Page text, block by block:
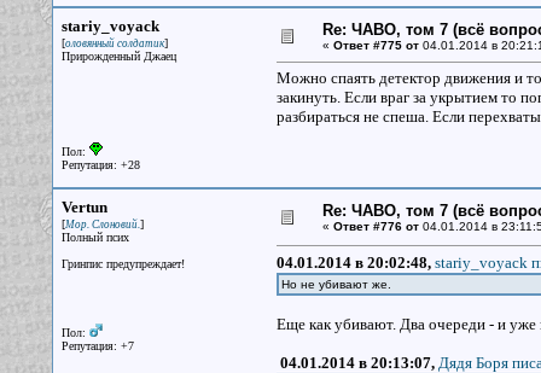
stariy_voyack
[оловянный солдатик]
Прирожденный Джаец
Пол:
Репутация: +28
Re: ЧАВО, том 7 (всё
« Ответ #775 от04.01.2014 в
Можно спаять детектор движения и
закинуть. Если враг за укрытием то
разбираться не спеша. Если
Vertun
[Мор. Слоновий.]
Полный псих
Гринпис предупреждает!
Пол:
Репутация: +7
Re: ЧАВО, том 7 (всё
« Ответ #776 от04.01.2014 в
04.01.2014 в 20:02:48, stariy_voyack
Но не убивают же.
Еще как убивают. Два очереди - и
04.01.2014 в 20:13:07, Дядя Боря